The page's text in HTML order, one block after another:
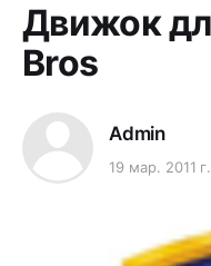
Движок
Bros
Admin
19 мар. 2011 г.